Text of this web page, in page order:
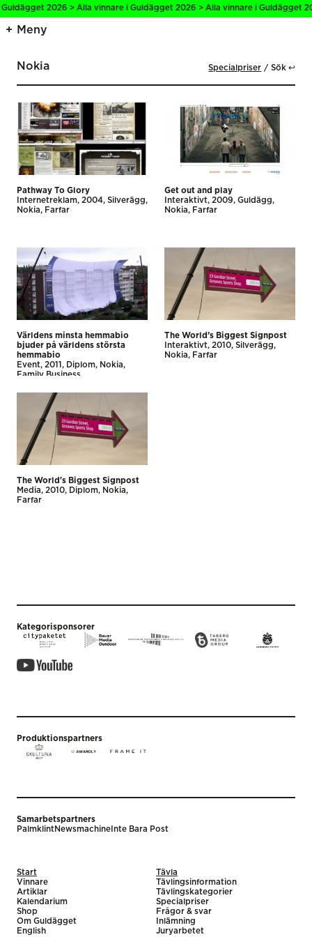
2026 > Alla vinnare i Guldägget 2026 > Alla vinnare i Guldägget
Meny
Nokia Specialpriser Sök ↩
Pathway To Glory
Internet­reklam 2004 Silverägg
Nokia
Farfar
Get out and play
Interaktivt 2009
Guldägg
Nokia
Farfar
Världens minsta hemmabio
bjuder på världens största
hemmabio
Event 2011 Diplom
Nokia
Family Business
The World’s Biggest Signpost
Interaktivt 2010 Silverägg
Nokia
Farfar
The World's Biggest Signpost
Media
2010 Diplom
Nokia
Farfar
Kategorisponsorer
Produktionspartners
Samarbetspartners
PalmklintNewsmachine Inte Bara Post
Start
Vinnare
Artiklar
Kalendarium
Shop
Om Guldägget
English
Tävla
Tävlingsinformation
Tävlingskategorier
Specialpriser
Frågor & svar
Inlämning
Juryarbetet